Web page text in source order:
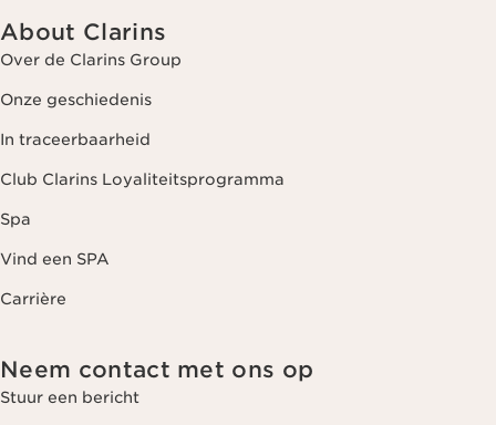
About Clarins
Over de Clarins Group
Onze geschiedenis
In traceerbaarheid
Club Clarins Loyaliteitsprogramma
Spa
Vind een SPA
Carrière
Neem contact met ons op
Stuur een bericht